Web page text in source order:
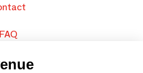
FAQ
produits